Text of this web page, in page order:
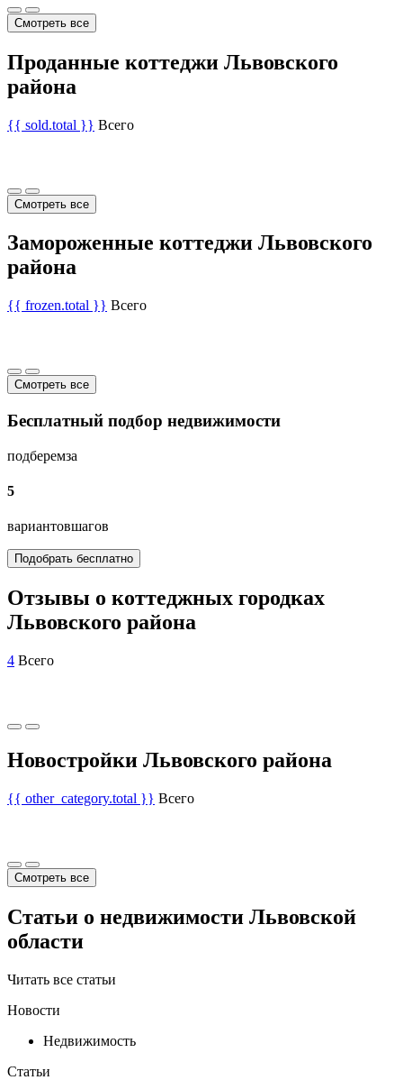
Смотреть все
Проданные коттеджи Львовского
района
{{ sold.total }} Всего
Смотреть все
Замороженные коттеджи Львовского
района
{{ frozen.total }} Всего
Смотреть все
Бесплатный подбор недвижимости
подберемза
5
вариантовшагов
Подобрать бесплатно
Отзывы о коттеджных городках
Львовского района
4 Всего
Новостройки Львовского района
{{ other_category.total }} Всего
Смотреть все
Статьи о недвижимости Львовской
области
Читать все статьи
Новости
Недвижимость
Статьи